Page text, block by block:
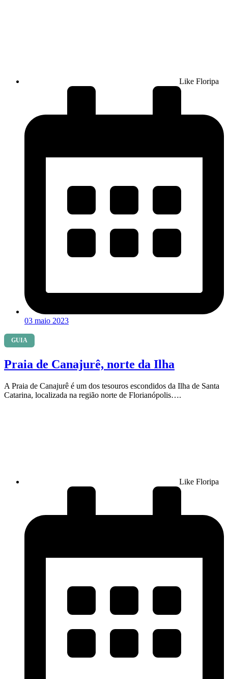
Like Floripa
03 maio 2023
GUIA
Praia de Canajurê, norte da Ilha
A Praia de Canajurê é um dos tesouros escondidos da Ilha de Santa
Catarina, localizada na região norte de Florianópolis….
Like Floripa